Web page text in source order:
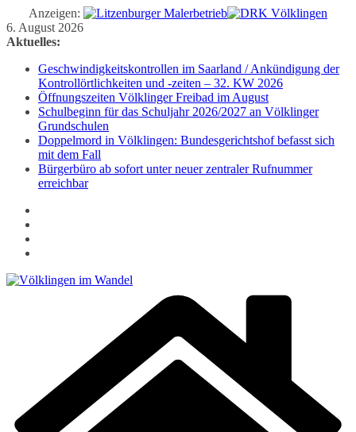
Anzeigen:
Zum
Inhalt
6. August 2026
Aktuelles:
Geschwindigkeitskontrollen im Saarland / Ankündigung der
Kontrollörtlichkeiten und -zeiten – 32. KW 2026
Öffnungszeiten Völklinger Freibad im August
Schulbeginn für das Schuljahr 2026/2027 an Völklinger
Grundschulen
Doppelmord in Völklingen: Bundesgerichtshof befasst sich
mit dem Fall
Bürgerbüro ab sofort unter neuer zentraler Rufnummer
erreichbar